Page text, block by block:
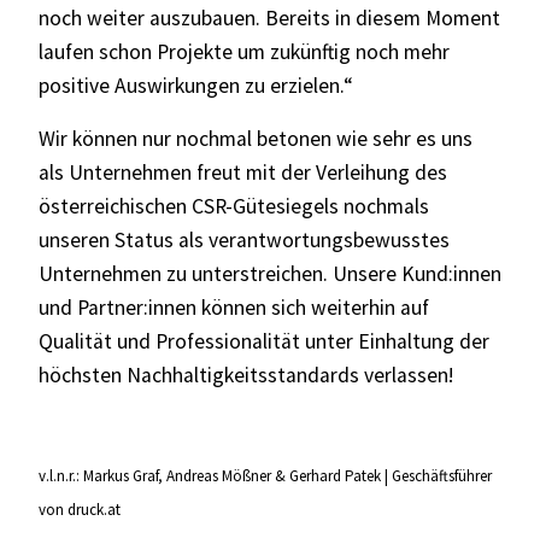
noch weiter auszubauen. Bereits in diesem Moment
laufen schon Projekte um zukünftig noch mehr
positive Auswirkungen zu erzielen.“
Wir können nur nochmal betonen wie sehr es uns
als Unternehmen freut mit der Verleihung des
österreichischen CSR-Gütesiegels nochmals
unseren Status als verantwortungsbewusstes
Unternehmen zu unterstreichen. Unsere Kund:innen
und Partner:innen können sich weiterhin auf
Qualität und Professionalität unter Einhaltung der
höchsten Nachhaltigkeitsstandards verlassen!
v.l.n.r.: Markus Graf, Andreas Mößner & Gerhard Patek | Geschäftsführer
von druck.at